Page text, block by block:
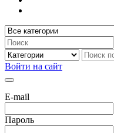
Войти на сайт
E-mail
Пароль